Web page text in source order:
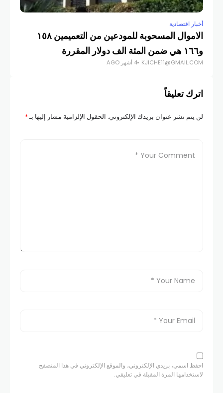
أخبار اقتصادية
الاموال المسحوبة للمودعين من التعميمين ١٥٨
و١٦٦ هي ضمن المئة الف دولار المقررة
KJICHE11@GMAIL.COM 4 أشهر AGO
اترك تعليقاً
لن يتم نشر عنوان بريدك الإلكتروني. الحقول الإلزامية مشار إليها بـ*
احفظ اسمي، بريدي الإلكتروني، والموقع الإلكتروني في هذا المتصفح
لاستخدامها المرة المقبلة في تعليقي.